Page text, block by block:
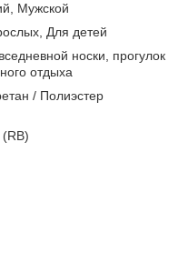
с повседневной и
поддерживать
обуви.
резиновая подошва.
Мужской
Для детей
носки, прогулок
отдыха
/ Полиэстер
(RB)